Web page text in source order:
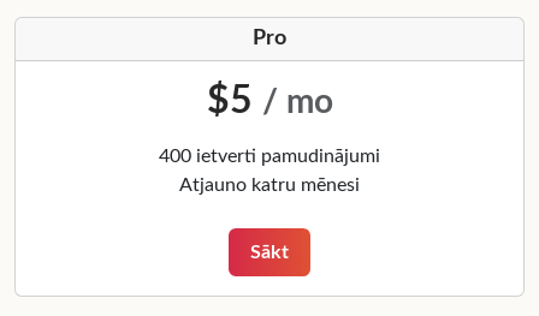
Pro
$5 / mo
400 ietverti pamudinājumi
Atjauno katru mēnesi
Sākt